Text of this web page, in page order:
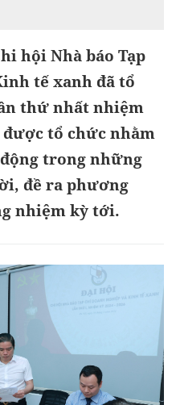
hội Nhà báo Tạp
tế xanh đã tổ
thứ nhất nhiệm
được tổ chức nhằm
trong những
đề ra phương
nhiệm kỳ tới.